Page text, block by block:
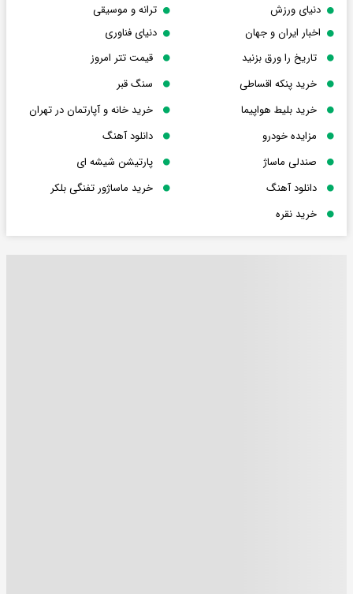
دنیای ورزش
ترانه و موسیقی
اخبار ایران و جهان
دنیای فناوری
تاریخ را ورق بزنید
قیمت تتر امروز
خرید پنکه اقساطی
سنگ قبر
خرید بلیط هواپیما
خرید خانه و آپارتمان در تهران
مزایده خودرو
دانلود آهنگ
صندلی ماساژ
پارتیشن شیشه ای
دانلود آهنگ
خرید ماساژور تفنگی بلکر
خرید نقره